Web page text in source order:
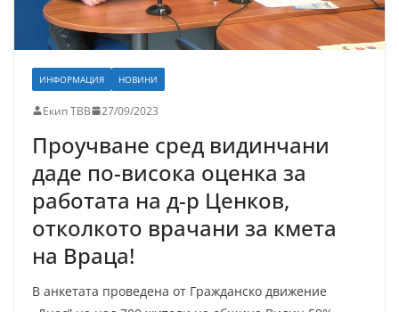
ИНФОРМАЦИЯ НОВИНИ
Екип ТВВ 27/09/2023
Проучване сред видинчани
даде по-висока оценка за
работата на д-р Ценков,
отколкото врачани за кмета
на Враца!
В анкетата проведена от Гражданско движение